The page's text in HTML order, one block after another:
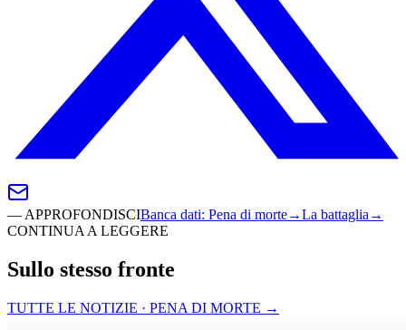
— APPROFONDISCIBanca dati: Pena di morte→La battaglia →
CONTINUA A LEGGERE
Sullo stesso fronte
TUTTE LE NOTIZIE · PENA DI MORTE →